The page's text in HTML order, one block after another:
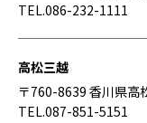
TEL.086-232-1111
高松三越
〒760-8639 香川県高
TEL.087-851-5151